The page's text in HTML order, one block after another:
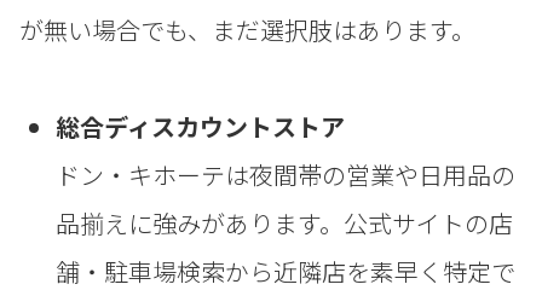
が無い場合でも、まだ選択肢はあります。
総合ディスカウントストア
ドン・キホーテは夜間帯の営業や日用品の
品揃えに強みがあります。公式サイトの店
舗・駐車場検索から近隣店を素早く特定で